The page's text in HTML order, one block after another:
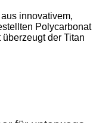
innovativem,
Polycarbonat
der Titan